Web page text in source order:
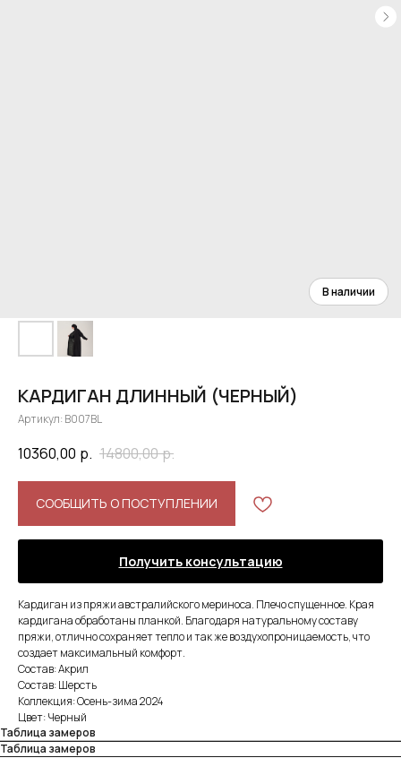
КАРДИГАН ДЛИННЫЙ (ЧЕРНЫЙ)
Артикул: B007BL
10360,00 р. 14800,00р.
СООБЩИТЬ О ПОСТУПЛЕНИИ
Получить консультацию
Кардиган из пряжи австралийского мериноса. Плечо спущенное. Края
кардигана обработаны планкой. Благодаря натуральному составу
пряжи, отлично сохраняет тепло и так же воздухопроницаемость, что
создает максимальный комфорт.
Состав: Акрил
Состав: Шерсть
Коллекция: Осень-зима 2024
Цвет: Черный
Таблица замеров
Таблица замеров